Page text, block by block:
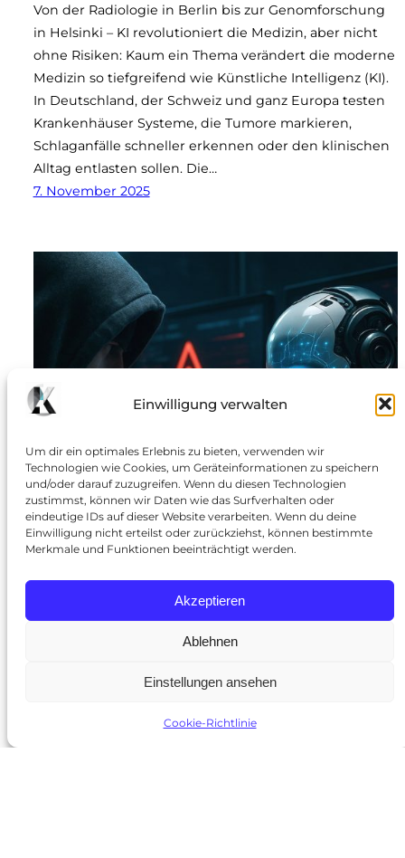
Einwilligung verwalten
Um dir ein optimales Erlebnis zu bieten, verwenden wir
Technologien wie Cookies, um Geräteinformationen zu speichern
und/oder darauf zuzugreifen. Wenn du diesen Technologien
zustimmst, können wir Daten wie das Surfverhalten oder
eindeutige IDs auf dieser Website verarbeiten. Wenn du deine
Einwilligung nicht erteilst oder zurückziehst, können bestimmte
Merkmale und Funktionen beeinträchtigt werden.
Akzeptieren
Ablehnen
Einstellungen ansehen
Cookie-Richtlinie
Von der Radiologie in Berlin bis zur Genomforschung
in Helsinki – KI revolutioniert die Medizin, aber nicht
ohne Risiken: Kaum ein Thema verändert die moderne
Medizin so tiefgreifend wie Künstliche Intelligenz (KI).
In Deutschland, der Schweiz und ganz Europa testen
Krankenhäuser Systeme, die Tumore markieren,
Schlaganfälle schneller erkennen oder den klinischen
Alltag entlasten sollen. Die…
7. November 2025
Der gefährliche KI-Hype: Wer zu
geschulte Sicherheitsteams droht der Einsatz von KI